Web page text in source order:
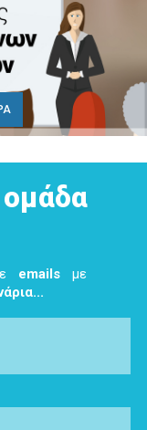
ξεπλύματος
emails με